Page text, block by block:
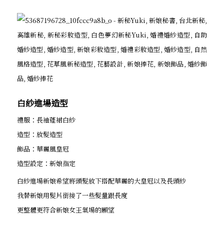
白紗進場造型
禮服：長袖蓬裙白紗
造型：放髮造型
飾品：華麗風皇冠
造型設定：新娘指定
白紗進場新娘希望將頭髮放下搭配華麗的大皇冠以及長頭紗
我替新娘用髮片銜接了一些髮量跟長度
更整體更符合新娘女王氣場的願望